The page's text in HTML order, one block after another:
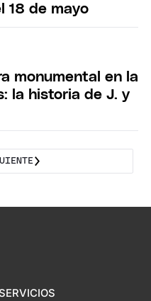
18 de mayo
monumental en la
la historia de J. y